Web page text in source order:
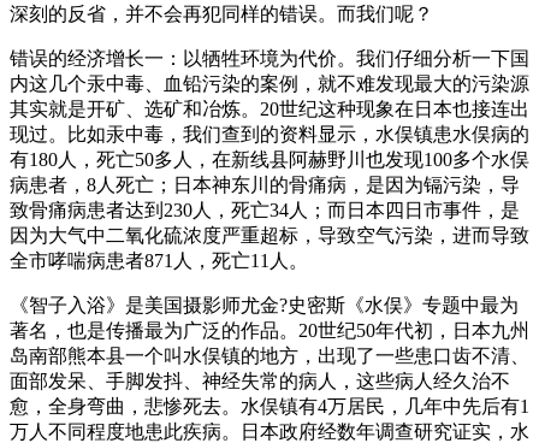
深刻的反省，并不会再犯同样的错误。而我们呢？
错误的经济增长一：以牺牲环境为代价。我们仔细分析一下国
内这几个汞中毒、血铅污染的案例，就不难发现最大的污染源
其实就是开矿、选矿和冶炼。20世纪这种现象在日本也接连出
现过。比如汞中毒，我们查到的资料显示，水俣镇患水俣病的
有180人，死亡50多人，在新线县阿赫野川也发现100多个水俣
病患者，8人死亡；日本神东川的骨痛病，是因为镉污染，导
致骨痛病患者达到230人，死亡34人；而日本四日市事件，是
因为大气中二氧化硫浓度严重超标，导致空气污染，进而导致
全市哮喘病患者871人，死亡11人。
《智子入浴》是美国摄影师尤金?史密斯《水俣》专题中最为
著名，也是传播最为广泛的作品。20世纪50年代初，日本九州
岛南部熊本县一个叫水俣镇的地方，出现了一些患口齿不清、
面部发呆、手脚发抖、神经失常的病人，这些病人经久治不
愈，全身弯曲，悲惨死去。水俣镇有4万居民，几年中先后有1
万人不同程度地患此疾病。日本政府经数年调查研究证实，水